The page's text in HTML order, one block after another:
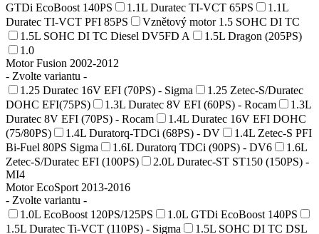
GTDi EcoBoost 140PS
1.1L Duratec TI-VCT 65PS
1.1L
Duratec TI-VCT PFI 85PS
Vznětový motor 1.5 SOHC DI TC
1.5L SOHC DI TC Diesel DV5FD A
1.5L Dragon (205PS)
1.0
Motor Fusion 2002-2012
- Zvolte variantu -
1.25 Duratec 16V EFI (70PS) - Sigma
1.25 Zetec-S/Duratec
DOHC EFI(75PS)
1.3L Duratec 8V EFI (60PS) - Rocam
1.3L
Duratec 8V EFI (70PS) - Rocam
1.4L Duratec 16V EFI DOHC
(75/80PS)
1.4L Duratorq-TDCi (68PS) - DV
1.4L Zetec-S PFI
Bi-Fuel 80PS Sigma
1.6L Duratorq TDCi (90PS) - DV6
1.6L
Zetec-S/Duratec EFI (100PS)
2.0L Duratec-ST ST150 (150PS) -
MI4
Motor EcoSport 2013-2016
- Zvolte variantu -
1.0L EcoBoost 120PS/125PS
1.0L GTDi EcoBoost 140PS
1.5L Duratec Ti-VCT (110PS) - Sigma
1.5L SOHC DI TC DSL